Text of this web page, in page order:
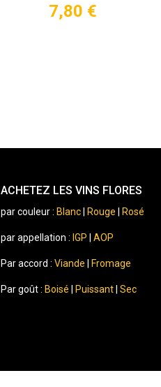
7,80 €
ACHETEZ LES VINS FLORES
par couleur : Blanc| Rouge Rosé
par appellation : IGP AOP
Par accord : Viande Fromage
Par goût : Boisé Puissant Sec